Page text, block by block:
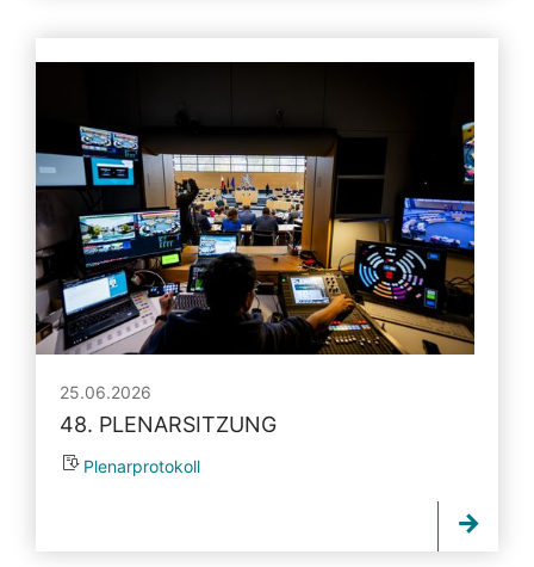
25.06.2026
48. PLENARSITZUNG
Plenarprotokoll